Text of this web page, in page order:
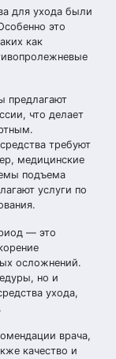
для ухода были
это
как
предлагают
что делает
требуют
медицинские
подъема
услуги по
— это
осложнений.
но и
ухода,
врача,
качество и